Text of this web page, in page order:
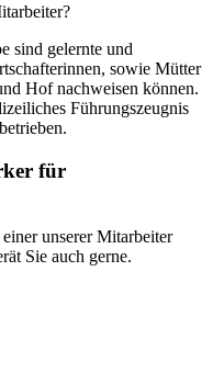
sind gelernte und
sowie Mütter
Hof nachweisen können.
Führungszeugnis
für
unserer Mitarbeiter
Sie auch gerne.